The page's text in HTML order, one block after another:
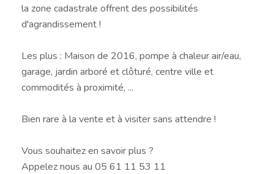
la zone cadastrale offrent des possibilités
d'agrandissement !
Les plus : Maison de 2016, pompe à chaleur air/eau,
garage, jardin arboré et clôturé, centre ville et
commodités à proximité, ...
Bien rare à la vente et à visiter sans attendre !
Vous souhaitez en savoir plus ?
Appelez nous au 05 61 11 53 11